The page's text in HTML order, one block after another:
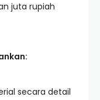
juta rupiah
secara detail